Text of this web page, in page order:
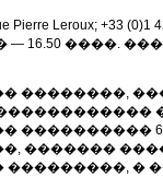
Pierre Leroux; +33
16.50 ����.
��������,
����������
�������
���������, �